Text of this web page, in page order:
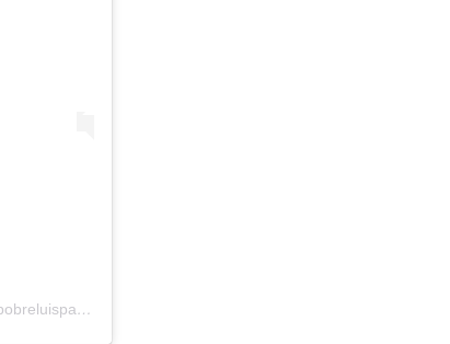
Una publicación compartida por La esquina roja de Belgrano (@elpobreluisparrilla)